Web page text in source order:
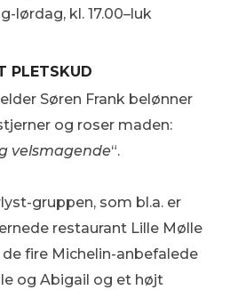
lørdag, kl. 17.00–luk
PLETSKUD
Søren Frank belønner
og roser maden:
velsmagende“.
gruppen, som bl.a. er
restaurant Lille Mølle
fire Michelin-anbefalede
og Abigail og et højt